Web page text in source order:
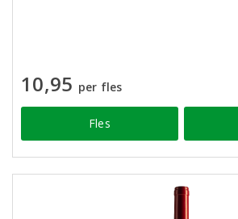
10,95 per fles
Fles